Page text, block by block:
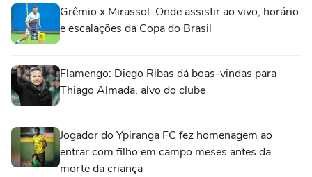
Grêmio x Mirassol: Onde assistir ao vivo, horário
e escalações da Copa do Brasil
Flamengo: Diego Ribas dá boas-vindas para
Thiago Almada, alvo do clube
Jogador do Ypiranga FC fez homenagem ao
entrar com filho em campo meses antes da
morte da criança